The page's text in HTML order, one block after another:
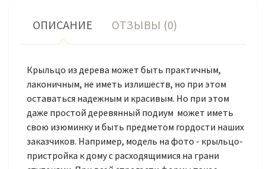
ОПИСАНИЕ ОТЗЫВЫ (0)
Крыльцо из дерева может быть практичным,
лаконичным, не иметь излишеств, но при этом
оставаться надежным и красивым. Но при этом
даже простой деревянный подиум может иметь
свою изюминку и быть предметом гордости наших
заказчиков. Например, модель на фото - крыльцо-
пристройка к дому с расходящимися на грани